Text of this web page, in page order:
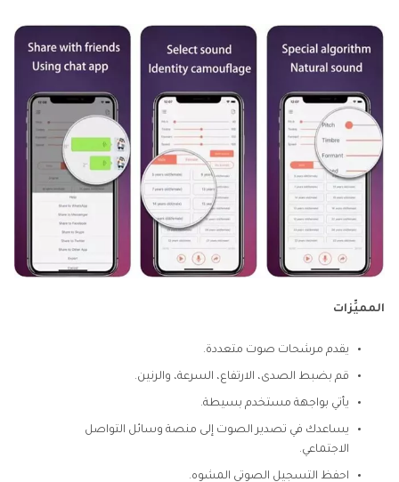
المميِّزات
يقدم مرشحات صوت متعددة.
قم بضبط الصدى، الارتفاع، السرعة، والرنين.
يأتي بواجهة مستخدم بسيطة.
يساعدك في تصدير الصوت إلى منصة وسائل التواصل
الاجتماعي.
احفظ التسجيل الصوتي المشوه.